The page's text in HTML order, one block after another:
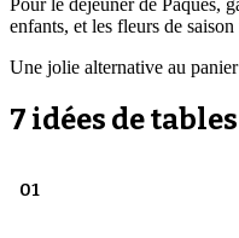
Pour le déjeuner de Pâques,
enfants, et les fleurs de
Une jolie alternative au
7 idées de
01